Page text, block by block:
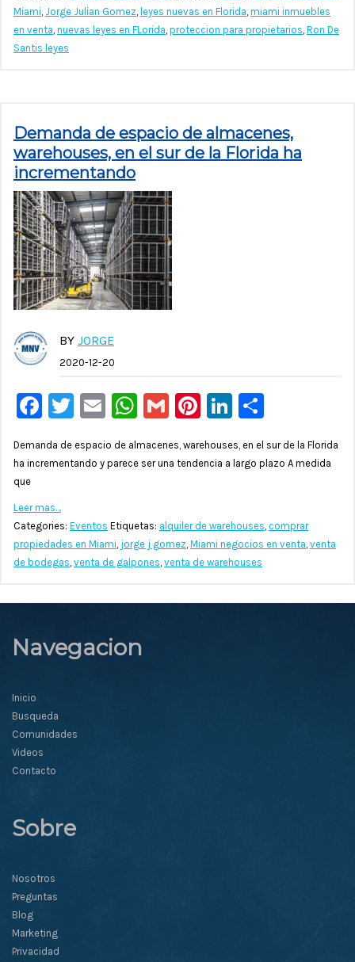
Miami Jorge Julian Gomez leyes nuevas en Florida miami inmuebles
en venta nuevas leyes en FLorida proteccion para propietarios Ron De
Santis leyes
Demanda de espacio de almacenes,
warehouses, en el sur de la Florida ha
incrementando
BY JORGE
2020-12-20
Facebook
Twitter
EmailWhatsApp
GmailPinterest
LinkedIn
Demanda de espacio de almacenes, warehouses, en el sur de la Florida
ha incrementando y parece ser una tendencia a largo plazo A medida
que
Leer mas…
Categories: Eventos Etiquetas: alquiler de warehouses comprar
propiedades en Miami jorge j gomez Miami negocios en venta venta
de bodegas venta de galpones venta de warehouses
Navegacion
Inicio
Busqueda
Comunidades
Videos
Contacto
Sobre
Nosotros
Preguntas
Blog
Marketing
Privacidad